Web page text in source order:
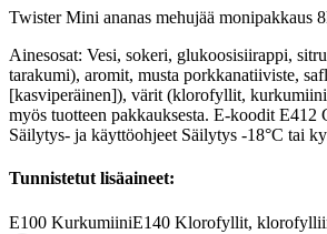
Twister Mini ananas mehujää monipakkaus
Ainesosat: Vesi, sokeri, glukoosisiirappi,
tarakumi), aromit, musta porkkanatiiviste,
[kasviperäinen]), värit (klorofyllit,
myös tuotteen pakkauksesta. E-koodit
Säilytys- ja käyttöohjeet Säilytys -18°C tai
Tunnistetut lisäaineet:
E100 KurkumiiniE140 Klorofyllit,